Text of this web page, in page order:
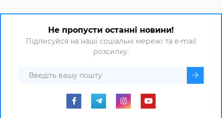
Не пропусти останні новини!
Підписуйся на наші соціальні мережі та e-mail
розсилку.